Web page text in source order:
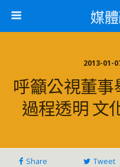
媒
呼籲公視董
過程透明 文
Share Tweet